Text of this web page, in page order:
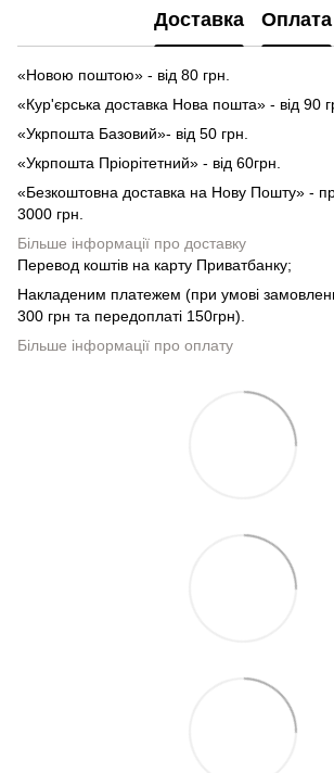
Доставка Оплата
«Новою поштою» - від 80 грн.
«Кур'єрська доставка Нова пошта» - від 90
«Укрпошта Базовий»- від 50 грн.
«Укрпошта Пріорітетний» - від 60грн.
«Безкоштовна доставка на Нову Пошту» -
3000 грн.
Більше інформації про доставку
Перевод коштів на карту Приватбанку;
Накладеним платежем (при умові
300 грн та передоплаті 150грн).
Більше інформації про оплату